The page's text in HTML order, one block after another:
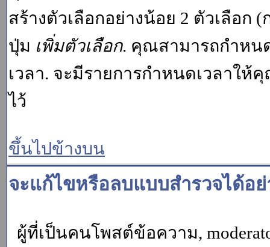
สร้างตัวเลือกอย่างน้อย 2 ตัวเลือก
ปุ่ม เพิ่มตัวเลือก. คุณสามารถกำหน
เวลา. จะมีรายการกำหนดเวลาให้
ไว้
ขึ้นไปข้างบน
จะแก้ไขหรือลบแบบสำรวจได้อย่
ผู้ที่เป็นคนโพสต์ข้อความ,